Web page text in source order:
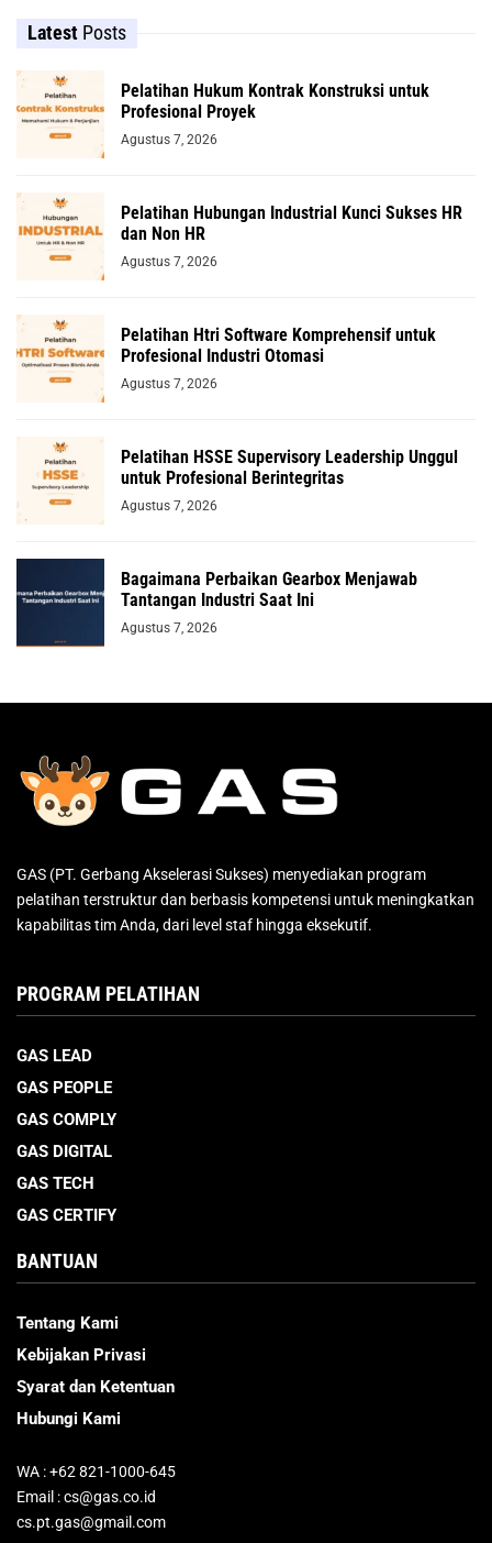
Latest Posts
Pelatihan Hukum Kontrak Konstruksi untuk
Profesional Proyek
Agustus 7, 2026
Pelatihan Hubungan Industrial Kunci Sukses HR
dan Non HR
Agustus 7, 2026
Pelatihan Htri Software Komprehensif untuk
Profesional Industri Otomasi
Agustus 7, 2026
Pelatihan HSSE Supervisory Leadership Unggul
untuk Profesional Berintegritas
Agustus 7, 2026
Bagaimana Perbaikan Gearbox Menjawab
Tantangan Industri Saat Ini
Agustus 7, 2026
GAS (PT. Gerbang Akselerasi Sukses) menyediakan program
pelatihan terstruktur dan berbasis kompetensi untuk meningkatkan
kapabilitas tim Anda, dari level staf hingga eksekutif.
PROGRAM PELATIHAN
GAS LEAD
GAS PEOPLE
GAS COMPLY
GAS DIGITAL
GAS TECH
GAS CERTIFY
BANTUAN
Tentang Kami
Kebijakan Privasi
Syarat dan Ketentuan
Hubungi Kami
WA : +62 821-1000-645
Email : cs@gas.co.id
cs.pt.gas@gmail.com